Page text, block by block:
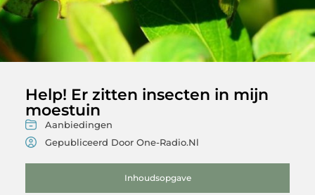
Help! Er zitten insecten in mijn
moestuin
Aanbiedingen
Gepubliceerd Door One-Radio.nl
Inhoudsopgave